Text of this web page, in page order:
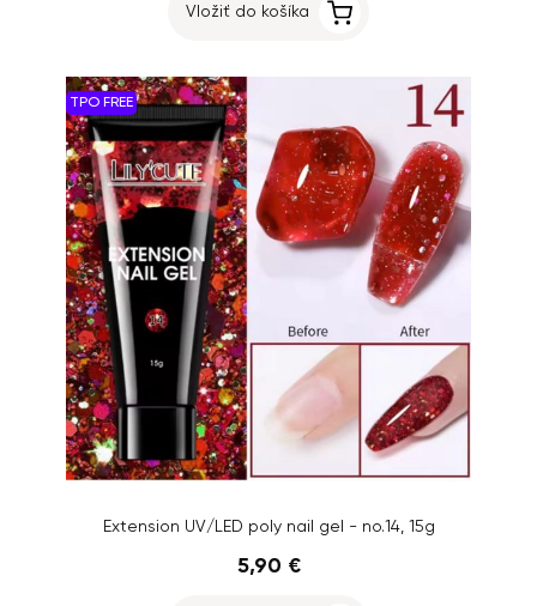
Vložiť do košíka
TPO FREE
Extension UV/LED poly nail gel - no.14, 15g
5,90 €